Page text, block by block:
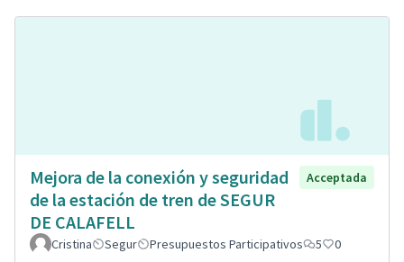
Mejora de la conexión y seguridad
de la estación de tren de SEGUR
DE CALAFELL
Acceptada
Cristina Segur Presupuestos Participativos 5 0